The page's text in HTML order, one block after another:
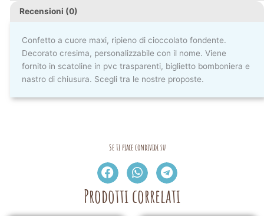
Recensioni (0)
Confetto a cuore maxi, ripieno di cioccolato fondente.
Decorato cresima, personalizzabile con il nome. Viene
fornito in scatoline in pvc trasparenti, biglietto bomboniera e
nastro di chiusura. Scegli tra le nostre proposte.
Se ti piace condividi su
Prodotti correlati